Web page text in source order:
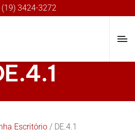
(19) 3424-3272
Escritório / DE.4.1